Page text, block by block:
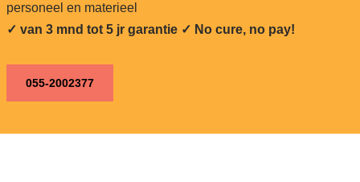
personeel en materieel
✓ van 3 mnd tot 5 jr garantie ✓ No cure, no pay!
055-2002377